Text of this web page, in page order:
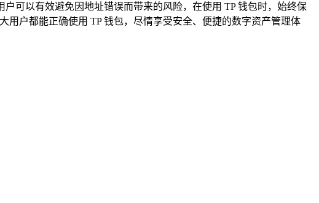
可以有效避免因地址错误而带来的风险，在使用 TP 钱包时，始终保
户都能正确使用 TP 钱包，尽情享受安全、便捷的数字资产管理体